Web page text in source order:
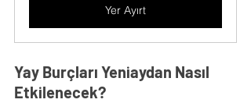
Yer Ayırt
Yay Burçları Yeniaydan Nasıl
Etkilenecek?